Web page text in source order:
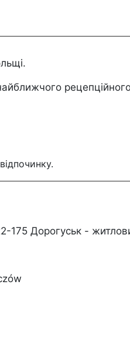
175 Дорогуськ -